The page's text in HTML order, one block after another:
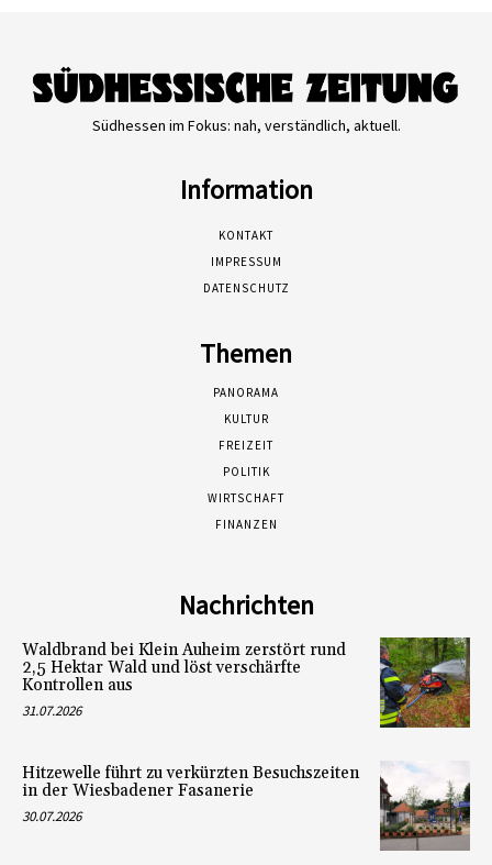
Südhessen im Fokus: nah, verständlich, aktuell.
Information
KONTAKT
IMPRESSUM
DATENSCHUTZ
Themen
PANORAMA
KULTUR
FREIZEIT
POLITIK
WIRTSCHAFT
FINANZEN
Nachrichten
Waldbrand bei Klein Auheim zerstört rund
2,5 Hektar Wald und löst verschärfte
Kontrollen aus
31.07.2026
Hitzewelle führt zu verkürzten Besuchszeiten
in der Wiesbadener Fasanerie
30.07.2026